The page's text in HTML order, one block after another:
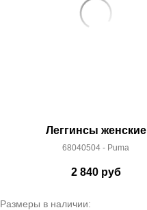
Леггинсы женские
68040504 - Puma
2 840руб
Размеры в наличии: